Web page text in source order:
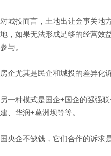
对城投而言，土地出让金事关地
地，如果无法形成足够的经营效
参与。
房企尤其是民企和城投的差异化
另一种模式是国企+国企的强强
建、华润+葛洲坝等等。
国央企不缺钱，它们合作的诉求